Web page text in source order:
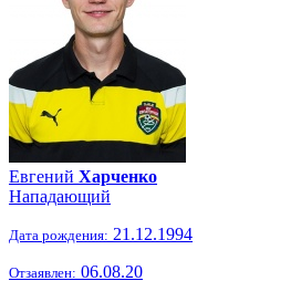
Евгений Харченко
Нападающий
Дата рождения: 21.12.1994
Отзаявлен: 06.08.20